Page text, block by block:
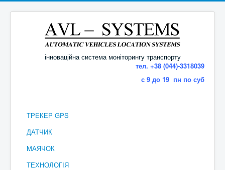
інноваційна система моніторингу транспорту
тел. +38 (044)-3318039
с 9 до 19 пн по суб
ТРЕКЕР GPS
ДАТЧИК
МАЯЧОК
ТЕХНОЛОГІЯ